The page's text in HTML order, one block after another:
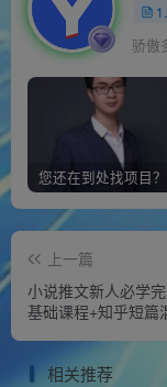
上一篇
小说推文新人必学完
基础课程+知乎短篇
相关推荐